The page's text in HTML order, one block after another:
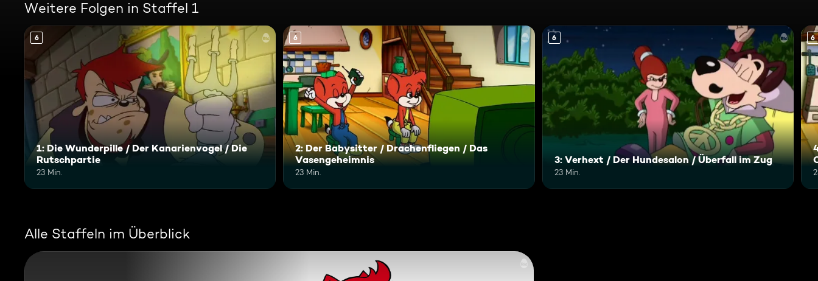
Weitere Folgen in Staffel 1
6
1: Die Wunderpille / Der Kanarienvogel / Die
Rutschpartie
23 Min.
6
2: Der Babysitter / Drachenfliegen / Das
Vasengeheimnis
23 Min.
6
3: Verhext / Der Hundesalon / Überfall im Zug
23 Min.
6
Alle Staffeln im Überblick